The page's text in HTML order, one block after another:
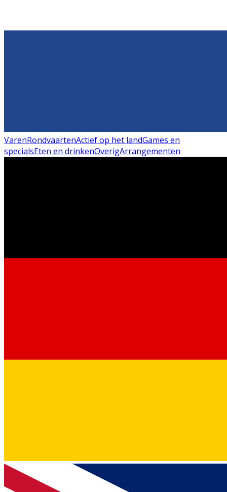
VarenRondvaartenActief op het landGames en
specialsEten en drinkenOverigArrangementen